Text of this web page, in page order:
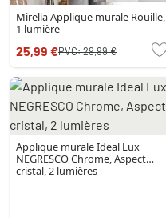
Mirelia Applique murale Rouille,
1 lumière
25,99 €PVC:29,99 €
Applique murale Ideal Lux
NEGRESCO Chrome, Aspect
cristal, 2 lumières